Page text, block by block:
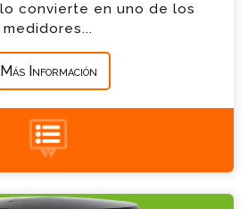
convierte en uno de los
medidores...
Más Información
Mensaje
*
935 900 007